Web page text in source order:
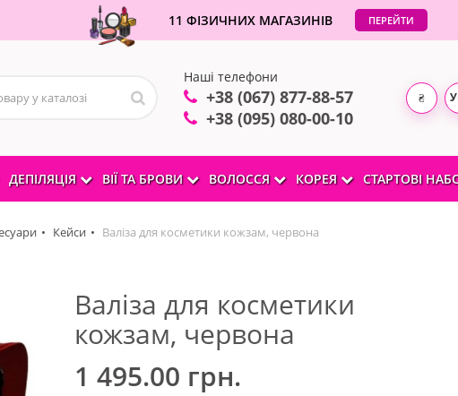
11 ФІЗИЧНИХ МАГАЗИНІВ ПЕРЕЙТИ
Наші телефони
+38 (067) 877-88-57
+38 (095) 080-00-10
₴
ДЕПІЛЯЦІЯ ВІЇ ТА БРОВИ ВОЛОССЯ КОРЕЯ СТАРТОВІ
Кейси Валіза для косметики кожзам, червона
Валіза для косметики
кожзам, червона
1 495.00 грн.